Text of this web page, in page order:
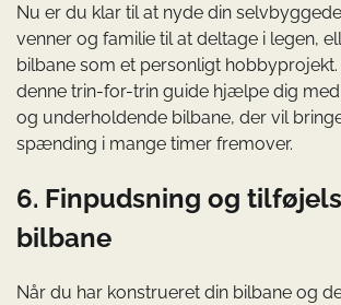
Nu er du klar til at nyde din
venner og familie til at deltage i legen,
bilbane som et personligt
denne trin-for-trin guide hjælpe dig med
og underholdende bilbane, der vil
spænding i mange timer fremover.
6. Finpudsning og
bilbane
Når du har konstrueret din bilbane og